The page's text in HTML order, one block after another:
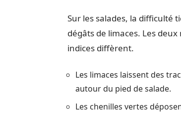
Sur les salades, la difficulté
dégâts de limaces. Les
indices diffèrent.
Les limaces laissent des
autour du pied de salade.
Les chenilles vertes